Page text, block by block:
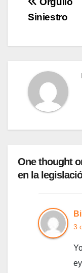
de
Siniestro
One thought
en la
3